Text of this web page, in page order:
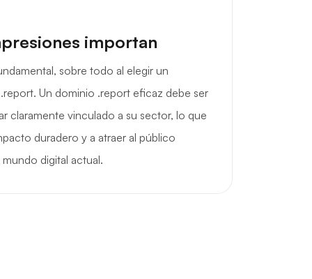
importan
sobre todo al elegir un
Un dominio .report eficaz debe ser
claramente vinculado a su sector, lo que
duradero y a atraer al público
digital actual.